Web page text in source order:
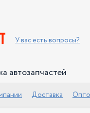
автозапчастей
У вас есть вопросы?
Доставка